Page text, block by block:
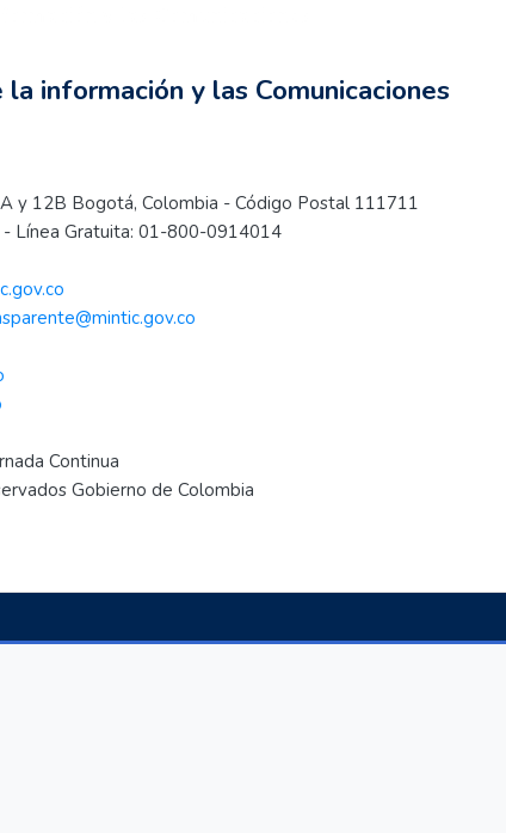
información y las Comunicaciones
y 12B Bogotá, Colombia - Código Postal 111711
Línea Gratuita: 01-800-0914014
Continua
Gobierno de Colombia